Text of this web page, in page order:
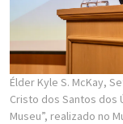
Élder Kyle S. McKay,
Cristo dos Santos dos
Museu”, realizado no